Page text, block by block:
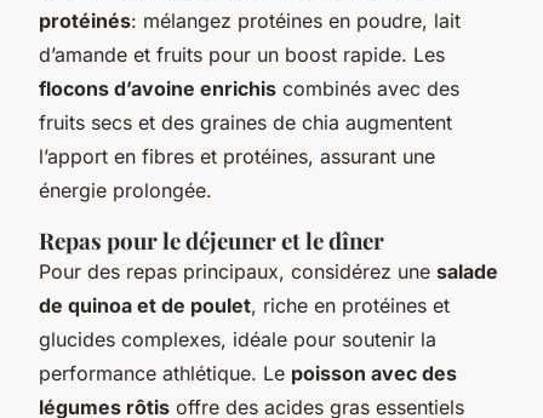
protéinés: mélangez protéines en poudre, lait
d’amande et fruits pour un boost rapide. Les
flocons d’avoine enrichis combinés avec des
fruits secs et des graines de chia augmentent
l’apport en fibres et protéines, assurant une
énergie prolongée.
Repas pour le déjeuner et le dîner
Pour des repas principaux, considérez une salade
de quinoa et de poulet, riche en protéines et
glucides complexes, idéale pour soutenir la
performance athlétique. Le poisson avec des
légumes rôtis offre des acides gras essentiels